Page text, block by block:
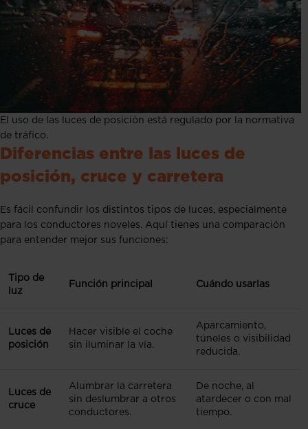
El uso de las luces de posición está regulado por la normativa
de tráfico.
Diferencias entre las luces de
posición, cruce y carretera
Es fácil confundir los distintos tipos de luces, especialmente
para los conductores noveles. Aquí tienes una comparación
para entender mejor sus funciones:
Tipo de
luz
Función principal Cuándo usarlas
Luces de
posición
Hacer visible el coche
sin iluminar la vía.
Aparcamiento,
túneles o visibilidad
reducida.
Luces de
cruce
Alumbrar la carretera
sin deslumbrar a otros
conductores.
De noche, al
atardecer o con mal
tiempo.